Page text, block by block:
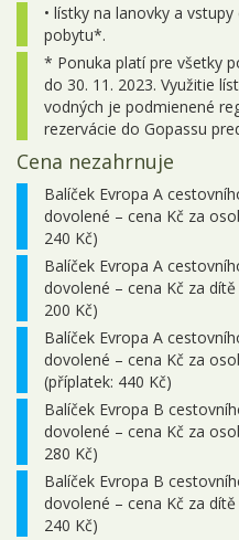
• lístky na lanovky a
pobytu*.
* Ponuka platí pre všetky
do 30. 11. 2023. Využitie
vodných je podmienené
rezervácie do Gopassu
Cena nezahrnuje
Balíček Evropa A
dovolené – cena Kč za
240 Kč)
Balíček Evropa A
dovolené – cena Kč za
200 Kč)
Balíček Evropa A
dovolené – cena Kč za
(příplatek: 440 Kč)
Balíček Evropa B
dovolené – cena Kč za
280 Kč)
Balíček Evropa B
dovolené – cena Kč za
240 Kč)